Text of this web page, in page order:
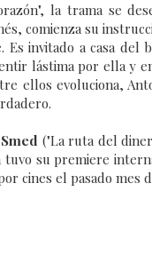
la trama se
comienza su
Es invitado a casa
lástima por ella y
ellos evoluciona,
("La ruta del
tuvo su premiere
cines el pasado mes